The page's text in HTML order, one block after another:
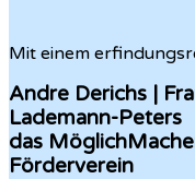
Mit einem
Andre Derichs |
Lademann-Peters
das
Förderverein